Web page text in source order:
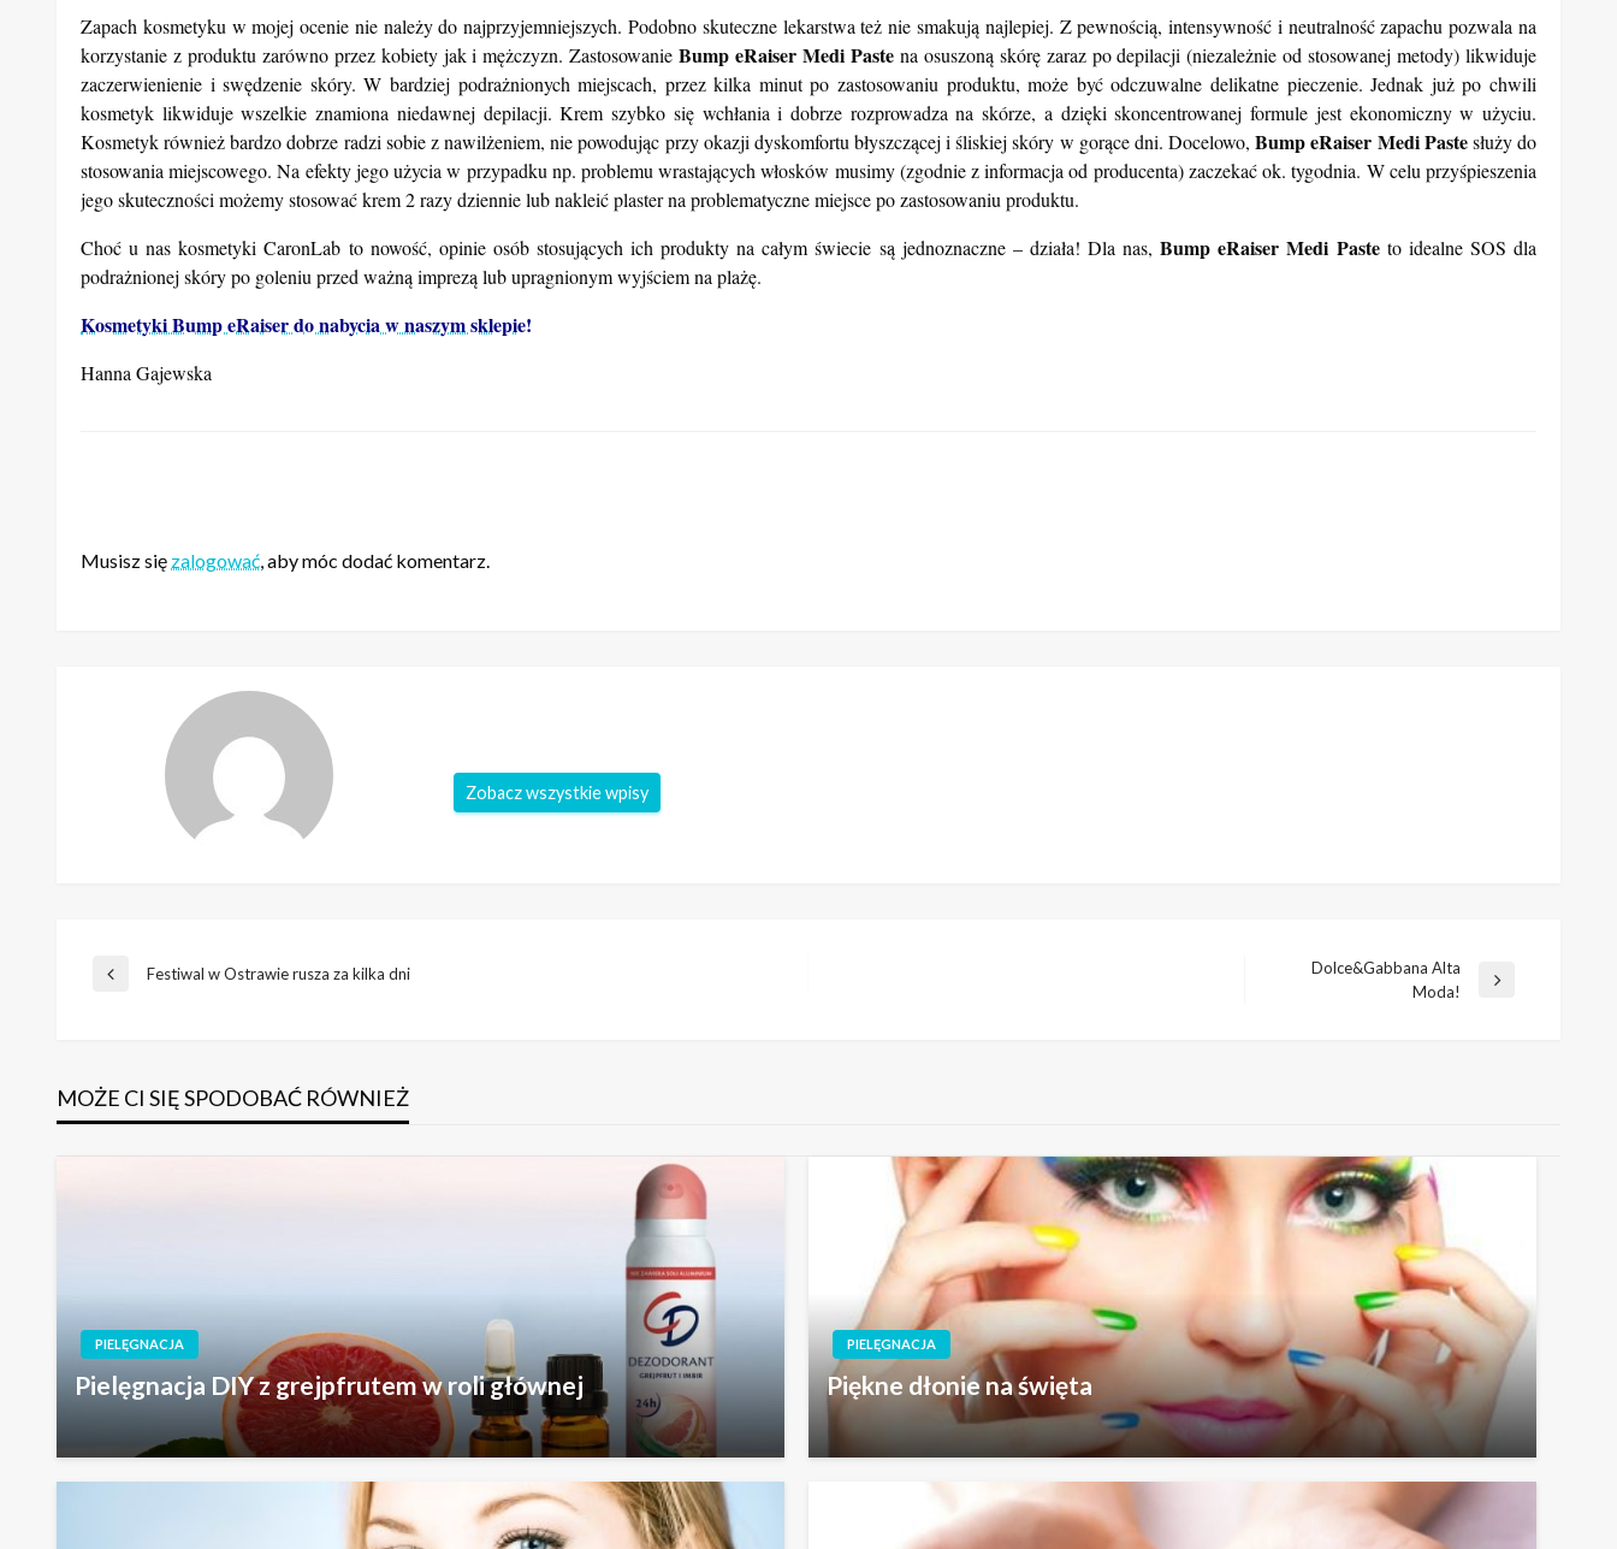
Zapach kosmetyku w mojej ocenie nie należy do najprzyjemniejszych. Podobno skuteczne lekarstwa też nie smakują najlepiej. Z pewnością, intensywność i neutralność zapachu pozwala na
korzystanie z produktu zarówno przez kobiety jak i mężczyzn. ZastosowanieBump eRaiser Medi Paste na osuszoną skórę zaraz po depilacji (niezależnie od stosowanej metody) likwiduje
zaczerwienienie i swędzenie skóry. W bardziej podrażnionych miejscach, przez kilka minut po zastosowaniu produktu, może być odczuwalne delikatne pieczenie. Jednak już po chwili
kosmetyk likwiduje wszelkie znamiona niedawnej depilacji. Krem szybko się wchłania i dobrze rozprowadza na skórze, a dzięki skoncentrowanej formule jest ekonomiczny w użyciu.
Kosmetyk również bardzo dobrze radzi sobie z nawilżeniem, nie powodując przy okazji dyskomfortu błyszczącej i śliskiej skóry w gorące dni. Docelowo,Bump eRaiser Medi Pastesłuży do
stosowania miejscowego. Na efekty jego użycia w przypadku np. problemu wrastających włosków musimy (zgodnie z informacja od producenta) zaczekać ok. tygodnia. W celu przyśpieszenia
jego skuteczności możemy stosować krem 2 razy dziennie lub nakleić plaster na problematyczne miejsce po zastosowaniu produktu.
Choć u nas kosmetyki CaronLab to nowość, opinie osób stosujących ich produkty na całym świecie są jednoznaczne – działa! Dla nas,Bump eRaiser Medi Paste to idealne SOS dla
podrażnionej skóry po goleniu przed ważną imprezą lub upragnionym wyjściem na plażę.
Kosmetyki Bump eRaiser do nabycia w naszym sklepie!
Hanna Gajewska
Musisz się zalogować, aby móc dodać komentarz.
Zobacz wszystkie wpisy
Nawigacja
Poprzedni
Festiwal w Ostrawie rusza za kilka dni
Dolce&Gabbana Alta
Moda!
MOŻE CI SIĘ SPODOBAĆ RÓWNIEŻ
PIELĘGNACJA
Pielęgnacja DIY z grejpfrutem w roli głównej
PIELĘGNACJA
Piękne dłonie na święta